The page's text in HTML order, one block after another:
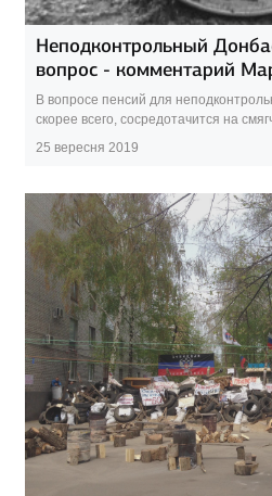
Неподконтрольный
вопрос - комментарий
В вопросе пенсий для
скорее всего, сосредотачится на
25 вересня 2019